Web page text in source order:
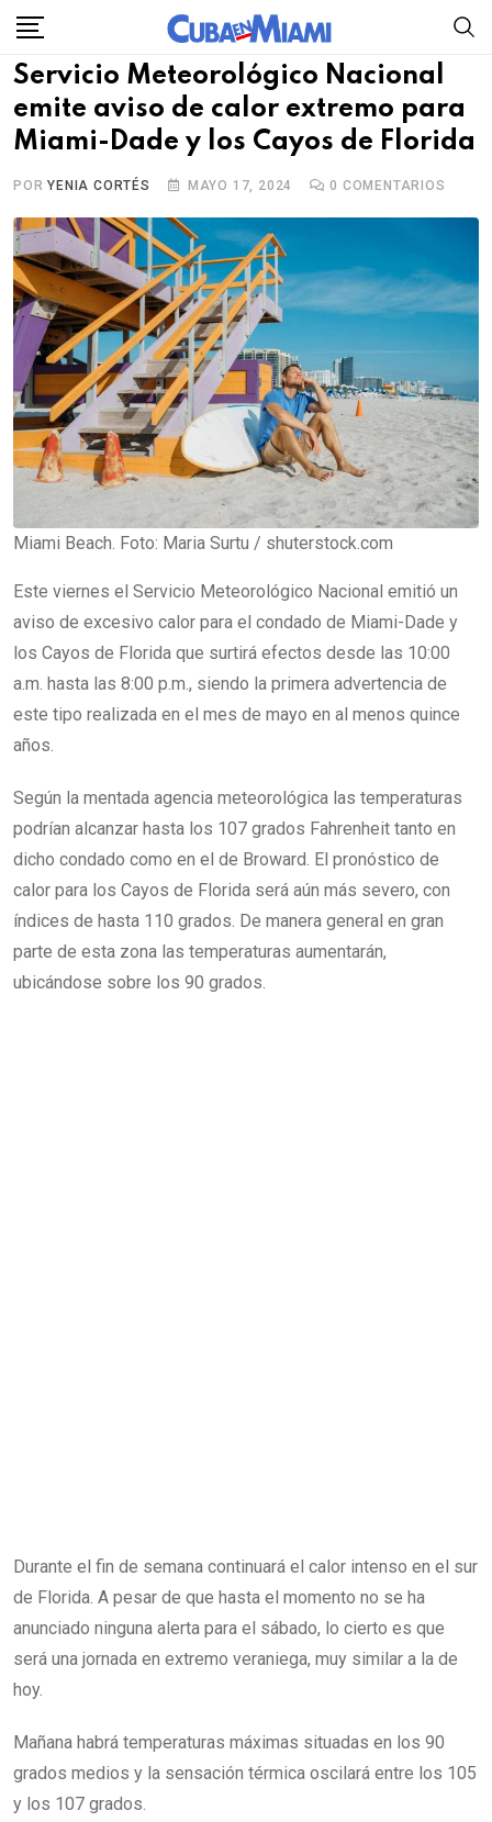
Skip
content
Servicio Meteorológico Nacional
emite aviso de calor extremo para
Miami-Dade y los Cayos de Florida
PORYENIA CORTÉS MAYO 17, 2024 0 COMENTARIOS
Miami Beach. Foto: Maria Surtu / shuterstock.com
Este viernes el Servicio Meteorológico Nacional emitió un
aviso de excesivo calor para el condado de Miami-Dade y
los Cayos de Florida que surtirá efectos desde las 10:00
a.m. hasta las 8:00 p.m., siendo la primera advertencia de
este tipo realizada en el mes de mayo en al menos quince
años.
Según la mentada agencia meteorológica las temperaturas
podrían alcanzar hasta los 107 grados Fahrenheit tanto en
dicho condado como en el de Broward. El pronóstico de
calor para los Cayos de Florida será aún más severo, con
índices de hasta 110 grados. De manera general en gran
parte de esta zona las temperaturas aumentarán,
ubicándose sobre los 90 grados.
Durante el fin de semana continuará el calor intenso en el sur
de Florida. A pesar de que hasta el momento no se ha
anunciado ninguna alerta para el sábado, lo cierto es que
será una jornada en extremo veraniega, muy similar a la de
hoy.
Mañana habrá temperaturas máximas situadas en los 90
grados medios y la sensación térmica oscilará entre los 105
y los 107 grados.